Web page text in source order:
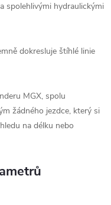
spolehlivými hydraulickými
dokresluje štíhlé linie
MGX, spolu
žádného jezdce, který si
na délku nebo